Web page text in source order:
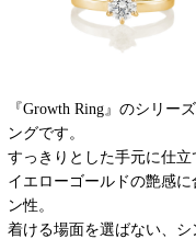
『Growth Ring』のシリー
ングです。
すっきりとした手元に仕立
イエローゴールドの艶感
ン性。
着ける場面を選ばない、シ